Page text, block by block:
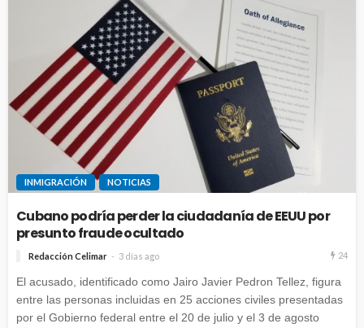
INMIGRACIÓN NOTICIAS
Cubano podría perder la ciudadanía de EEUU por
presunto fraude ocultado
Redacción Celimar 3 días ago 24
El acusado, identificado como Jairo Javier Pedron Tellez, figura
entre las personas incluidas en 25 acciones civiles presentadas
por el Gobierno federal entre el 20 de julio y el 3 de agosto